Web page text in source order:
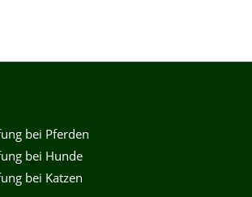
bei Pferden
bei Hunde
bei Katzen